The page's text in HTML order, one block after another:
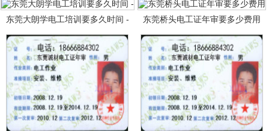
东莞大朗学电工培训要多久时间 - 东莞桥头电工证年审要多少费用